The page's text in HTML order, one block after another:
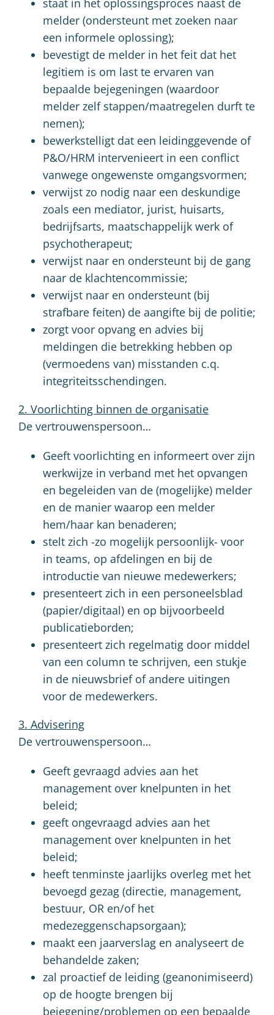
staat in het oplossingsproces naast de
melder (ondersteunt met zoeken naar
een informele oplossing);
bevestigt de melder in het feit dat het
legitiem is om last te ervaren van
bepaalde bejegeningen (waardoor
melder zelf stappen/maatregelen durft te
nemen);
bewerkstelligt dat een leidinggevende of
P&O/HRM intervenieert in een conflict
vanwege ongewenste omgangsvormen;
verwijst zo nodig naar een deskundige
zoals een mediator, jurist, huisarts,
bedrijfsarts, maatschappelijk werk of
psychotherapeut;
verwijst naar en ondersteunt bij de gang
naar de klachtencommissie;
verwijst naar en ondersteunt (bij
strafbare feiten) de aangifte bij de politie;
zorgt voor opvang en advies bij
meldingen die betrekking hebben op
(vermoedens van) misstanden c.q.
integriteitsschendingen.
2. Voorlichting binnen de organisatie
De vertrouwenspersoon…
Geeft voorlichting en informeert over zijn
werkwijze in verband met het opvangen
en begeleiden van de (mogelijke) melder
en de manier waarop een melder
hem/haar kan benaderen;
stelt zich -zo mogelijk persoonlijk- voor
in teams, op afdelingen en bij de
introductie van nieuwe medewerkers;
presenteert zich in een personeelsblad
(papier/digitaal) en op bijvoorbeeld
publicatieborden;
presenteert zich regelmatig door middel
van een column te schrijven, een stukje
in de nieuwsbrief of andere uitingen
voor de medewerkers.
3. Advisering
De vertrouwenspersoon…
Geeft gevraagd advies aan het
management over knelpunten in het
beleid;
geeft ongevraagd advies aan het
management over knelpunten in het
beleid;
heeft tenminste jaarlijks overleg met het
bevoegd gezag (directie, management,
bestuur, OR en/of het
medezeggenschapsorgaan);
maakt een jaarverslag en analyseert de
behandelde zaken;
zal proactief de leiding (geanonimiseerd)
op de hoogte brengen bij
bejegening/problemen op een bepaalde